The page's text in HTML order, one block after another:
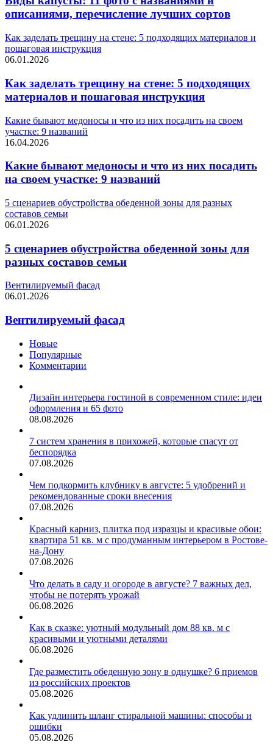
описаниями, перечисление лучших сортов
Как заделать трещину на стене: 5 подходящих материалов и
пошаговая инструкция
06.01.2026
Как заделать трещину на стене: 5 подходящих
материалов и пошаговая инструкция
Какие бывают медоносы и что из них посадить на своем
участке: 9 названий
16.04.2026
Какие бывают медоносы и что из них посадить
на своем участке: 9 названий
5 сценариев обустройства обеденной зоны для разных
составов семьи
06.01.2026
5 сценариев обустройства обеденной зоны для
разных составов семьи
Вентилируемый фасад
06.01.2026
Вентилируемый фасад
Новые
Популярные
Комментарии
Дизайн интерьера гостиной в современном стиле: идеи
оформления и 65 фото
08.08.2026
7 систем хранения в прихожей, которые спасут от
беспорядка
07.08.2026
Чем подкормить клубнику в августе: 5 удобрений и
рекомендованные сроки внесения
07.08.2026
Красный карниз, плитка под изразцы и красивые обои:
квартира 51 кв. м с продуманным интерьером в Ростове-
на-Дону
07.08.2026
Что делать в саду и огороде в августе? 7 важных дел,
чтобы не потерять урожай
06.08.2026
Как в сказке: уютный модульный дом 88 кв. м с
красивыми и уютными деталями
06.08.2026
Где разместить обеденную зону в однушке? 6 приемов
из российских проектов
05.08.2026
Как удлинить шланг стиральной машины: способы и
ошибки
05.08.2026